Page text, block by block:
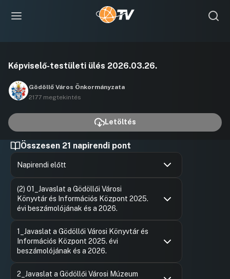
Képviselő-testületi ülés 2026.03.26.
Gödöllő Város Önkormányzata
2177 megtekintés
Letöltés
Összesen 21 napirendi pont
Napirendi előtt
(2) 01_Javaslat a Gödöllői Városi
Könyvtár és Információs Központ 2025.
évi beszámolójának és a 2026.
1_Javaslat a Gödöllői Városi Könyvtár és
Információs Központ 2025. évi
beszámolójának és a 2026.
2_Javaslat a Gödöllői Városi Múzeum